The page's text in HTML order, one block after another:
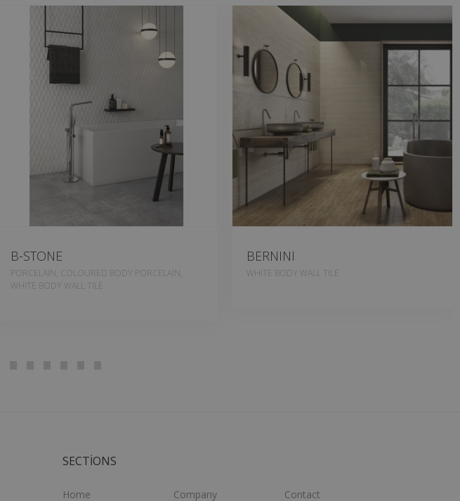
B-STONE
PORCELAIN, COLOURED BODY PORCELAIN,
WHITE BODY WALL TILE
BERNINI
WHITE BODY WALL TILE
SECTIONS
Home Company Contact